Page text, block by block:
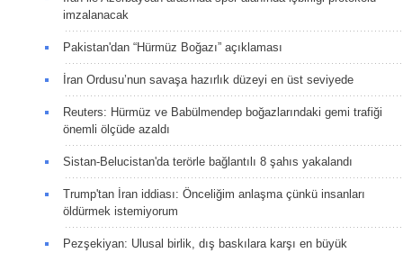
imzalanacak
Pakistan'dan “Hürmüz Boğazı” açıklaması
İran Ordusu’nun savaşa hazırlık düzeyi en üst seviyede
Reuters: Hürmüz ve Babülmendep boğazlarındaki gemi trafiği
önemli ölçüde azaldı
Sistan-Belucistan'da terörle bağlantılı 8 şahıs yakalandı
Trump'tan İran iddiası: Önceliğim anlaşma çünkü insanları
öldürmek istemiyorum
Pezşekiyan: Ulusal birlik, dış baskılara karşı en büyük